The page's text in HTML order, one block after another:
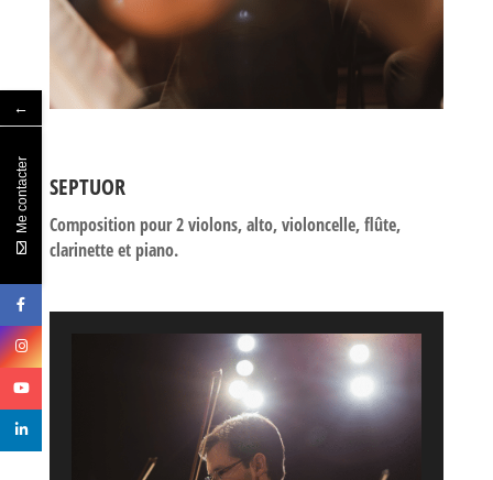
SEPTUOR
Composition pour 2 violons, alto, violoncelle, flûte,
clarinette et piano.
←
Me contacter